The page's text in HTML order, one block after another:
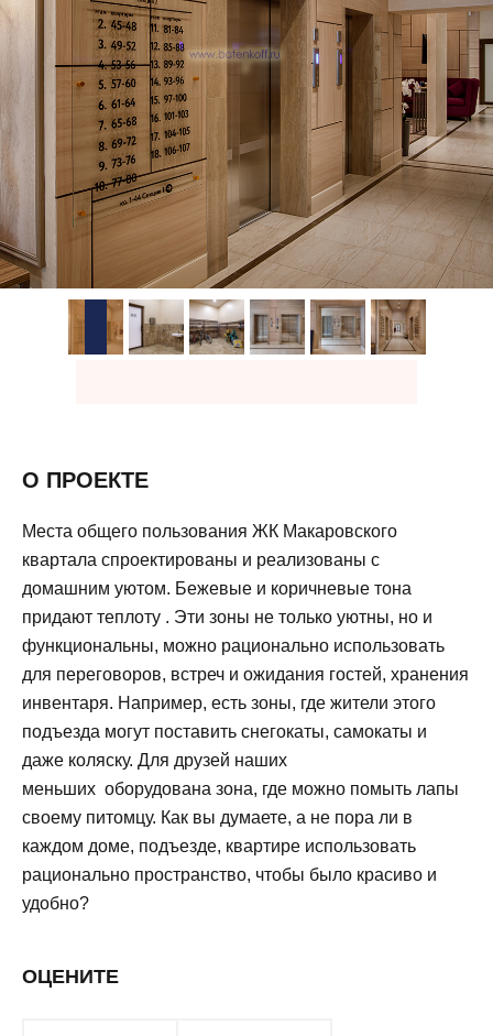
О ПРОЕКТЕ
Места общего пользования ЖК Макаровского
квартала спроектированы и реализованы с
домашним уютом. Бежевые и коричневые тона
придают теплоту . Эти зоны не только уютны, но и
функциональны, можно рационально использовать
для переговоров, встреч и ожидания гостей, хранения
инвентаря. Например, есть зоны, где жители этого
подъезда могут поставить снегокаты, самокаты и
даже коляску. Для друзей наших
меньших оборудована зона, где можно помыть лапы
своему питомцу. Как вы думаете, а не пора ли в
каждом доме, подъезде, квартире использовать
рационально пространство, чтобы было красиво и
удобно?
ОЦЕНИТЕ